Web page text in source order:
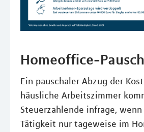
Homeoffice-
Ein pauschaler Abzug der
häusliche Arbeitszimmer
Steuerzahlende infrage,
Tätigkeit nur tageweise im